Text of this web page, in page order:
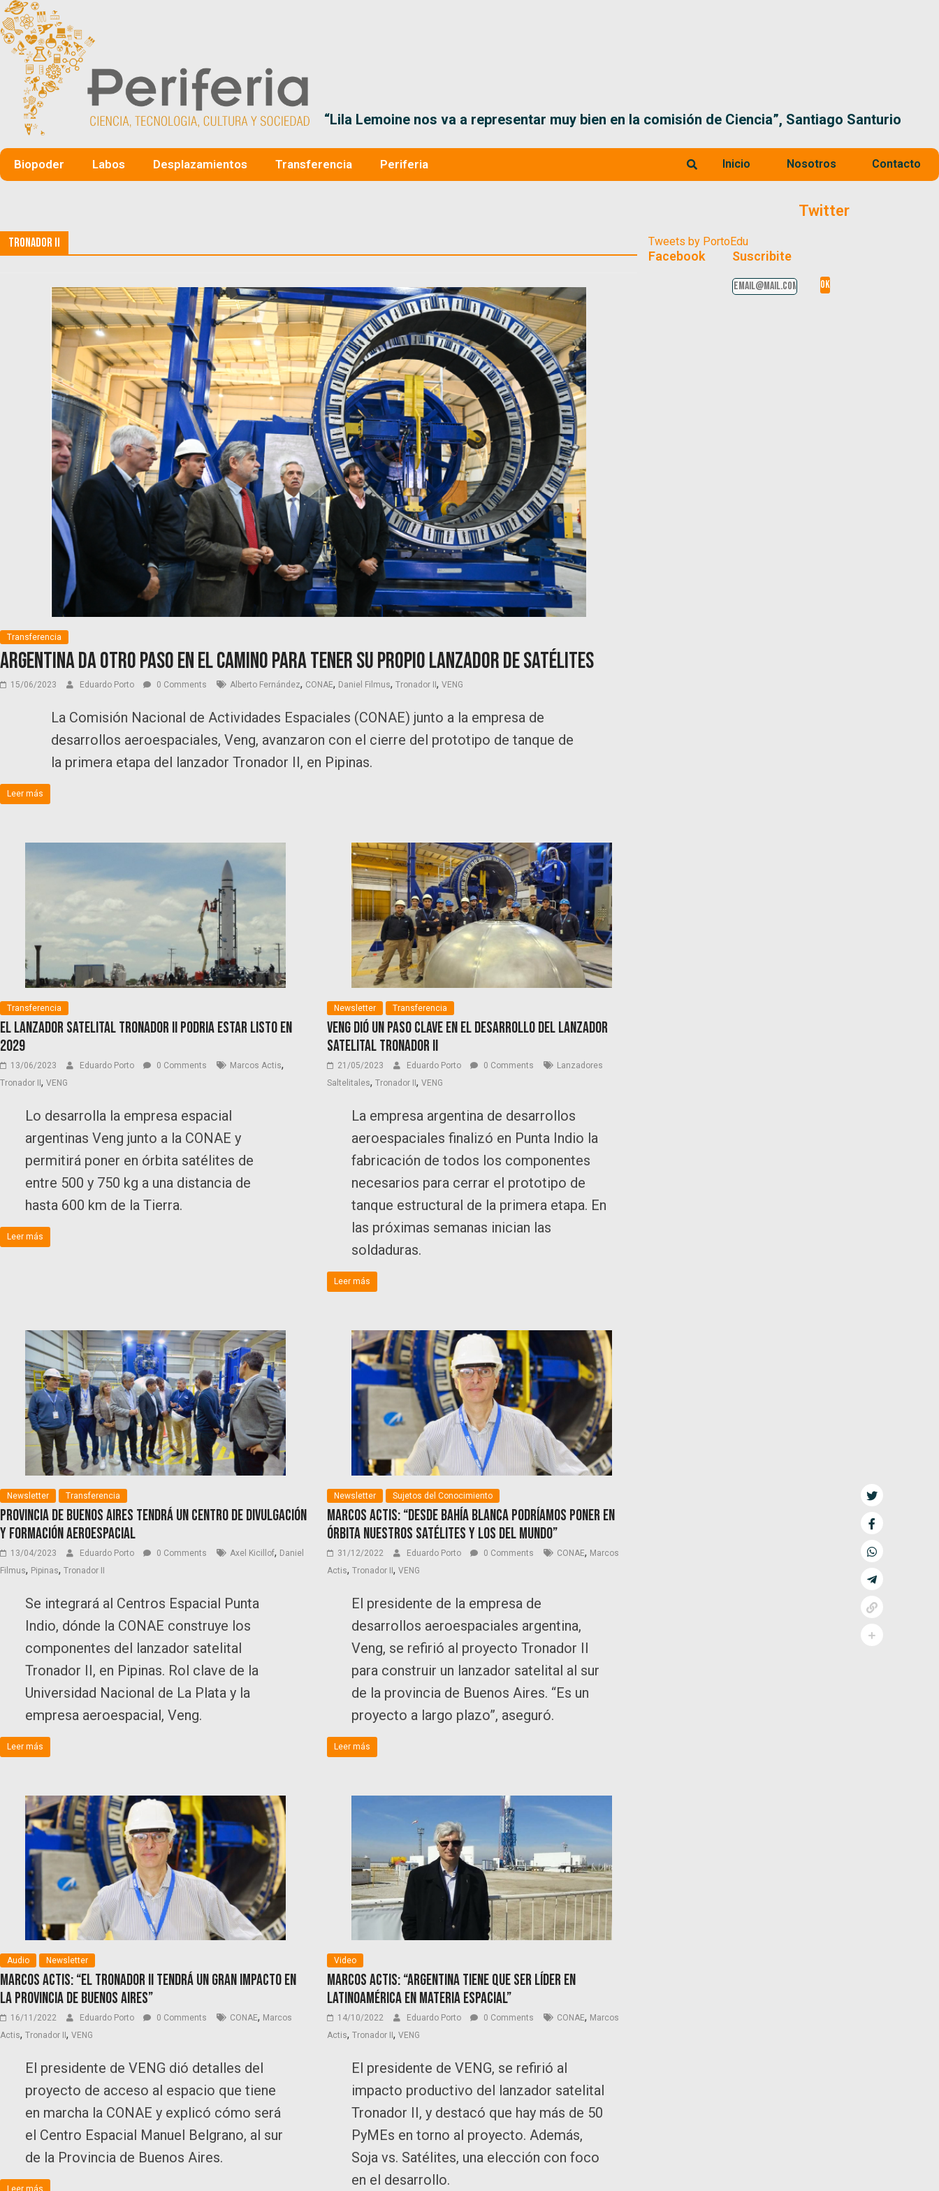
“Lila Lemoine nos va a representar muy bien en la comisión de Ciencia”, Santiago Santurio
Biopoder Labos Desplazamientos Transferencia Periferia Inicio Nosotros Contacto
Tronador II
Transferencia
Argentina da otro paso en el camino para tener su propio lanzador de satélites
15/06/2023 Eduardo Porto 0 Comments Alberto Fernández, CONAE, Daniel Filmus, Tronador II , VENG
La Comisión Nacional de Actividades Espaciales (CONAE) junto a la empresa de
desarrollos aeroespaciales, Veng, avanzaron con el cierre del prototipo de tanque de
la primera etapa del lanzador Tronador II, en Pipinas.
Leer más
Transferencia
El lanzador satelital Tronador II podria estar listo en
2029
13/06/2023 Eduardo Porto 0 Comments Marcos Actis,
Tronador II , VENG
Lo desarrolla la empresa espacial
argentinas Veng junto a la CONAE y
permitirá poner en órbita satélites de
entre 500 y 750 kg a una distancia de
hasta 600 km de la Tierra.
Leer más
Newsletter Transferencia
VENG dió un paso clave en el desarrollo del lanzador
satelital Tronador II
21/05/2023 Eduardo Porto 0 Comments
Lanzadores
Saltelitales, Tronador II , VENG
La empresa argentina de desarrollos
aeroespaciales finalizó en Punta Indio la
fabricación de todos los componentes
necesarios para cerrar el prototipo de
tanque estructural de la primera etapa. En
las próximas semanas inician las
soldaduras.
Leer más
Newsletter Transferencia
Provincia de Buenos Aires tendrá un Centro de Divulgación
y Formación Aeroespacial
13/04/2023 Eduardo Porto 0 Comments Axel Kicillof, Daniel
Filmus, Pipinas, Tronador II
Se integrará al Centros Espacial Punta
Indio, dónde la CONAE construye los
componentes del lanzador satelital
Tronador II, en Pipinas. Rol clave de la
Universidad Nacional de La Plata y la
empresa aeroespacial, Veng.
Leer más
Newsletter Sujetos del Conocimiento
Marcos Actis: “Desde Bahía Blanca podríamos poner en
órbita nuestros satélites y los del mundo”
31/12/2022 Eduardo Porto 0 Comments CONAE, Marcos
Actis, Tronador II, VENG
El presidente de la empresa de
desarrollos aeroespaciales argentina,
Veng, se refirió al proyecto Tronador II
para construir un lanzador satelital al sur
de la provincia de Buenos Aires. “Es un
proyecto a largo plazo”, aseguró.
Leer más
Audio Newsletter
Marcos Actis: “El Tronador II tendrá un gran impacto en
la provincia de Buenos Aires”
16/11/2022 Eduardo Porto 0 Comments CONAE, Marcos
Actis, Tronador II , VENG
El presidente de VENG dió detalles del
proyecto de acceso al espacio que tiene
en marcha la CONAE y explicó cómo será
el Centro Espacial Manuel Belgrano, al sur
de la Provincia de Buenos Aires.
Leer más
Video
Marcos Actis: “Argentina tiene que ser líder en
Latinoamérica en materia espacial”
14/10/2022 Eduardo Porto 0 Comments CONAE, Marcos
Actis, Tronador II , VENG
El presidente de VENG, se refirió al
impacto productivo del lanzador satelital
Tronador II, y destacó que hay más de 50
PyMEs en torno al proyecto. Además,
Soja vs. Satélites, una elección con foco
en el desarrollo.
Twitter
Tweets by PortoEdu
Facebook Suscribite